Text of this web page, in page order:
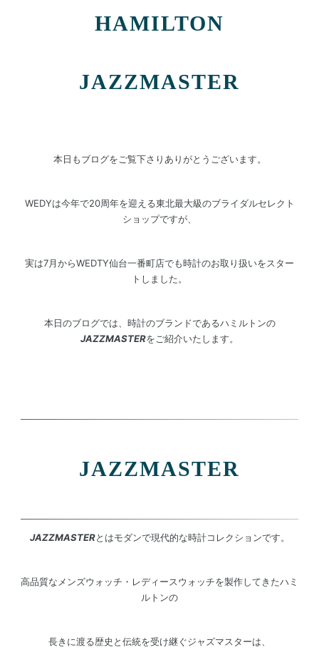
HAMILTON
JAZZMASTER
本日もブログをご覧下さりありがとうございます。
WEDYは今年で20周年を迎える東北最大級のブライダルセレクト
ショップですが、
実は7月からWEDTY仙台一番町店でも時計のお取り扱いをスター
トしました。
本日のブログでは、時計のブランドであるハミルトンの
JAZZMASTERをご紹介いたします。
JAZZMASTER
JAZZMASTERとはモダンで現代的な時計コレクションです。
高品質なメンズウォッチ・レディースウォッチを製作してきたハミ
ルトンの
長きに渡る歴史と伝統を受け継ぐジャズマスターは、